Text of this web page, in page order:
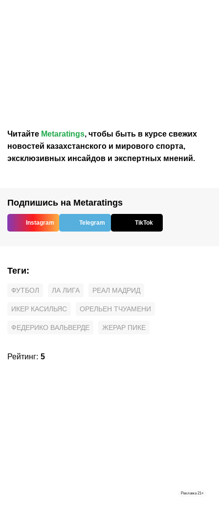
Читайте Metaratings, чтобы быть в курсе свежих
новостей казахстанского и мирового спорта,
эксклюзивных инсайдов и экспертных мнений.
Подпишись на Metaratings
Instagram Telegram TikTok
Теги:
ФУТБОЛ ЛА ЛИГА РЕАЛ МАДРИД
ИКЕР КАСИЛЬЯС ОРЕЛЬЕН ТЧУАМЕНИ
ФЕДЕРИКО ВАЛЬВЕРДЕ ЖЕРАР ПИКЕ
Рейтинг: 5
Реклама 21+